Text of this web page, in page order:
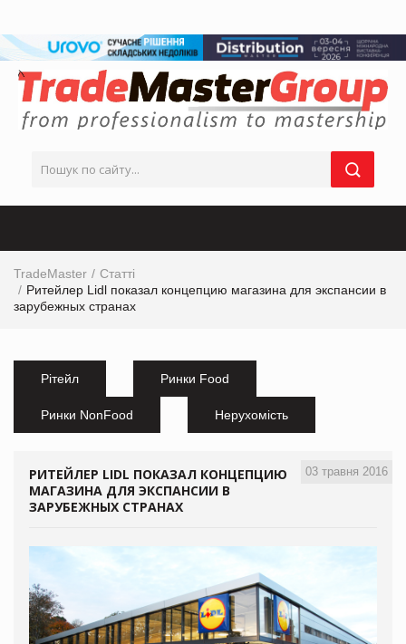
TradeMaster
Статті
Ритейлер Lidl показал концепцию магазина для экспансии в
зарубежных странах
Рітейл Ринки Food
Ринки NonFood Нерухомість
03 травня 2016
РИТЕЙЛЕР LIDL ПОКАЗАЛ КОНЦЕПЦИЮ
МАГАЗИНА ДЛЯ ЭКСПАНСИИ В
ЗАРУБЕЖНЫХ СТРАНАХ